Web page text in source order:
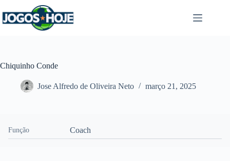
para
o
Chiquinho Conde
Jose Alfredo de Oliveira Neto março 21, 2025
Função Coach